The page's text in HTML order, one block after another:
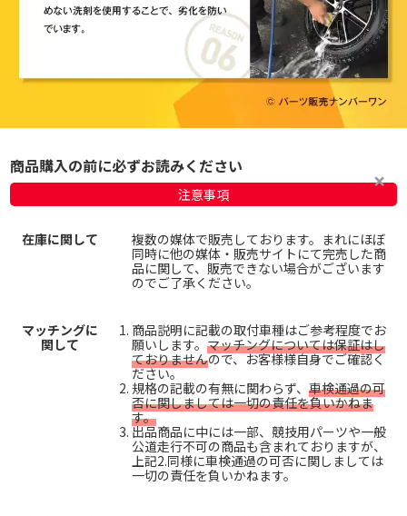
商品購入の前に必ずお読みください
注意事項
在庫に関して
複数の媒体で販売しております。まれにほぼ
同時に他の媒体・販売サイトにて完売した商
品に関して、販売できない場合がございます
のでご了承ください。
マッチングに
関して
商品説明に記載の取付車種はご参考程度でお
願いします。 マッチングについては保証はし
ておりませんので、お客様様自身でご確認く
ださい。
規格の記載の有無に関わらず、 車検通過の可
否に関しましては一切の責任を負いかねま
す。
出品商品に中には一部、競技用パーツや一般
公道走行不可の商品も含まれておりますが、
上記2.同様に車検通過の可否に関しましては
一切の責任を負いかねます。